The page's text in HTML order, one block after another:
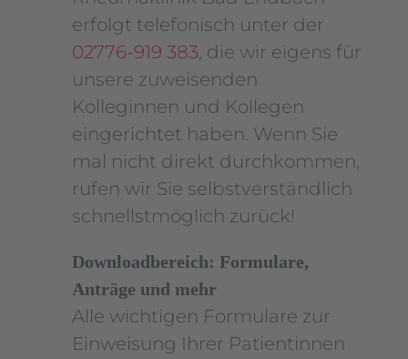
erfolgt telefonisch unter der
02776-919 383, die wir eigens für
unsere zuweisenden
Kolleginnen und Kollegen
eingerichtet haben. Wenn Sie
mal nicht direkt durchkommen,
rufen wir Sie selbstverständlich
schnellstmöglich zurück!
Downloadbereich: Formulare,
Anträge und mehr
Alle wichtigen Formulare zur
Einweisung Ihrer Patientinnen